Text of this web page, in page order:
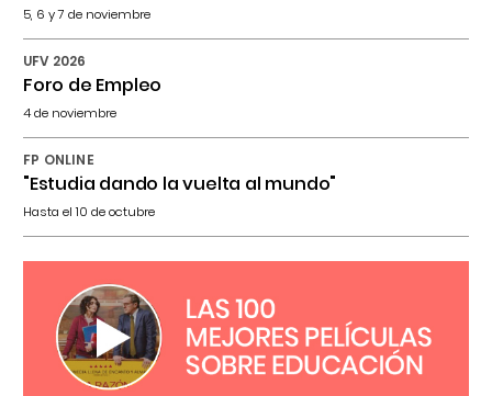
5, 6 y 7 de noviembre
UFV 2026
Foro de Empleo
4 de noviembre
FP ONLINE
"Estudia dando la vuelta al mundo"
Hasta el 10 de octubre